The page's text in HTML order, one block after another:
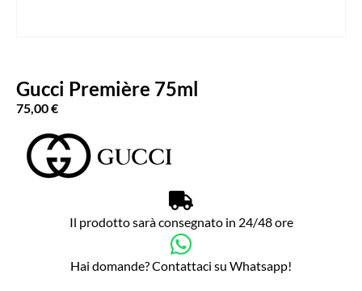
Gucci Première 75ml
75,00€
Il prodotto sarà consegnato in 24/48 ore
Hai domande? Contattaci su Whatsapp!